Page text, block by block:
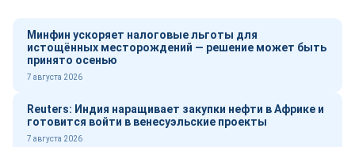
Минфин ускоряет налоговые льготы для
истощённых месторождений — решение может быть
принято осенью
7 августа 2026
Reuters: Индия наращивает закупки нефти в Африке и
готовится войти в венесуэльские проекты
7 августа 2026